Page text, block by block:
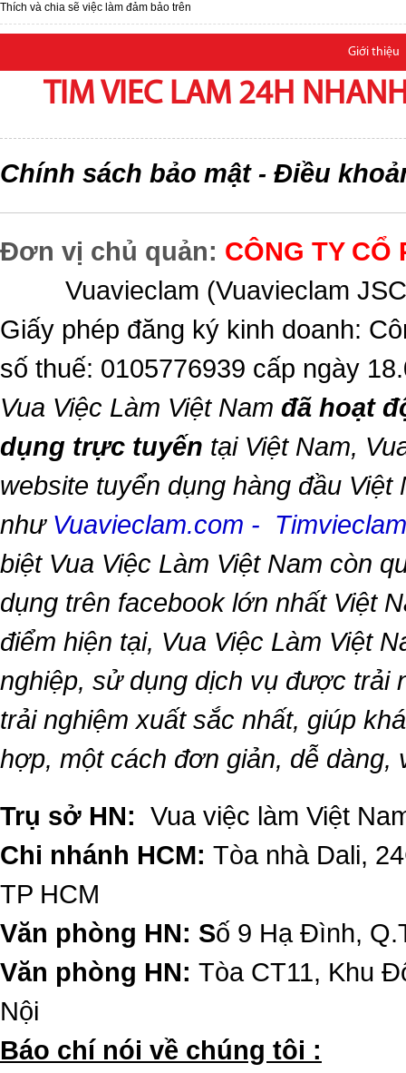
Thích và chia sẽ việc làm đảm bảo trên
Giới thiệu
TIM VIEC LAM 24H
Chính sách bảo mật- Điều
Đơn vị chủ quản: CÔNG TY CỔ
Vuavieclam (Vuavieclam
Giấy phép đăng ký kinh doanh:
số thuế: 0105776939 cấp ngày
Vua Việc Làm Việt Nam đã hoạt
dụng trực tuyến tại Việt Nam,
website tuyển dụng hàng đầu Việt
như Vuavieclam.com -
biệt Vua Việc Làm Việt Nam còn
dụng trên facebook lớn nhất Việt
điểm hiện tại, Vua Việc Làm Việt
nghiệp, sử dụng dịch vụ được trải
trải nghiệm xuất sắc nhất, giúp
hợp, một cách đơn giản, dễ dàng,
Trụ sở HN: Vua việc làm Việt
Chi nhánh HCM: Tòa nhà Dali,
TP HCM
Văn phòng HN: Số 9 Hạ Đình,
Văn phòng HN: Tòa CT11, Khu
Nội
​Báo chí nói về chúng tôi :